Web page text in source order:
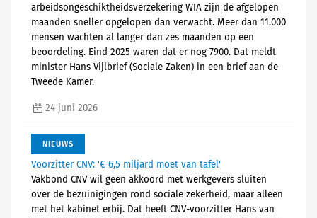
arbeidsongeschiktheidsverzekering WIA zijn de afgelopen
maanden sneller opgelopen dan verwacht. Meer dan 11.000
mensen wachten al langer dan zes maanden op een
beoordeling. Eind 2025 waren dat er nog 7900. Dat meldt
minister Hans Vijlbrief (Sociale Zaken) in een brief aan de
Tweede Kamer.
24 juni 2026
NIEUWS
Voorzitter CNV: '€ 6,5 miljard moet van tafel'
Vakbond CNV wil geen akkoord met werkgevers sluiten
over de bezuinigingen rond sociale zekerheid, maar alleen
met het kabinet erbij. Dat heeft CNV-voorzitter Hans van